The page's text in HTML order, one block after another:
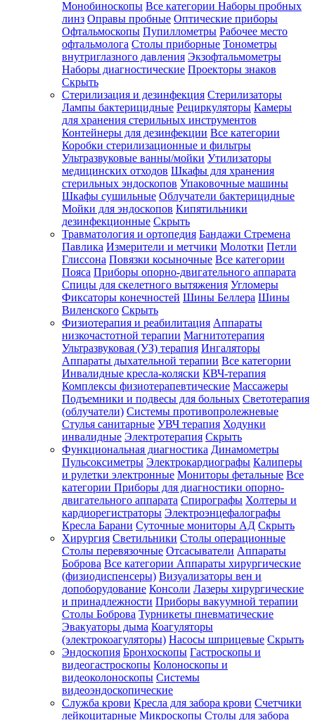
Монобиноскопы Все категории Наборы пробных
линз Оправы пробные Оптические приборы
Офтальмоскопы Пупиллометры Рабочее место
офтальмолога Столы приборные Тонометры
внутриглазного давления Экзофтальмометры
Наборы диагностические Проекторы знаков
Скрыть
Стерилизация и дезинфекция Стерилизаторы
Лампы бактерицидные Рециркуляторы Камеры
для хранения стерильных инструментов
Контейнеры для дезинфекции Все категории
Коробки стерилизационные и фильтры
Ультразвуковые ванны/мойки Утилизаторы
медицинских отходов Шкафы для хранения
стерильных эндоскопов Упаковочные машины
Шкафы сушильные Облучатели бактерицидные
Мойки для эндоскопов Кипятильники
дезинфекционные Скрыть
Травматология и ортопедия Бандажи Стремена
Павлика Измерители и метчики Молотки Петли
Глиссона Повязки косыночные Все категории
Пояса Приборы опорно-двигательного аппарата
Спицы для скелетного вытяжения Угломеры
Фиксаторы конечностей Шины Беллера Шины
Виленского Скрыть
Физиотерапия и реабилитация Аппараты
низкочастотной терапии Магнитотерапия
Ультразвуковая (УЗ) терапия Ингаляторы
Аппараты дыхательной терапии Все категории
Инвалидные кресла-коляски КВЧ-терапия
Комплексы физиотерапевтические Массажеры
Подъемники и подвесы для больных Светотерапия
(облучатели) Системы противопролежневые
Стулья санитарные УВЧ терапия Ходунки
инвалидные Электротерапия Скрыть
Функциональная диагностика Динамометры
Пульсоксиметры Электрокардиографы Калиперы
и рулетки электронные Мониторы фетальные Все
категории Приборы для диагностики опорно-
двигательного аппарата Спирографы Холтеры и
кардиорегистраторы Электроэнцефалографы
Кресла Барани Суточные мониторы АД Скрыть
Хирургия Светильники Столы операционные
Столы перевязочные Отсасыватели Аппараты
Боброва Все категории Аппараты хирургические
(физиодиспенсеры) Визуализаторы вен и
допоборудование Консоли Лазеры хирургические
и принадлежности Приборы вакуумной терапии
Столы Боброва Турникеты пневматические
Эвакуаторы дыма Коагуляторы
(электрокоагуляторы) Насосы шприцевые Скрыть
Эндоскопия Бронхоскопы Гастроскопы и
видеогастроскопы Колоноскопы и
видеоколоноскопы Системы
видеоэндоскопические
Служба крови Кресла для забора крови Счетчики
лейкоцитарные Микроскопы Столы для забора